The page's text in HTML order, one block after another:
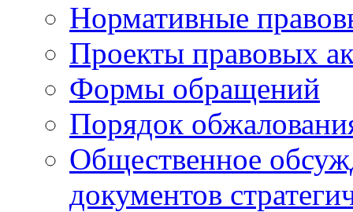
Нормативные
Проекты правовых
Формы обращений
Порядок
Общественное
документов